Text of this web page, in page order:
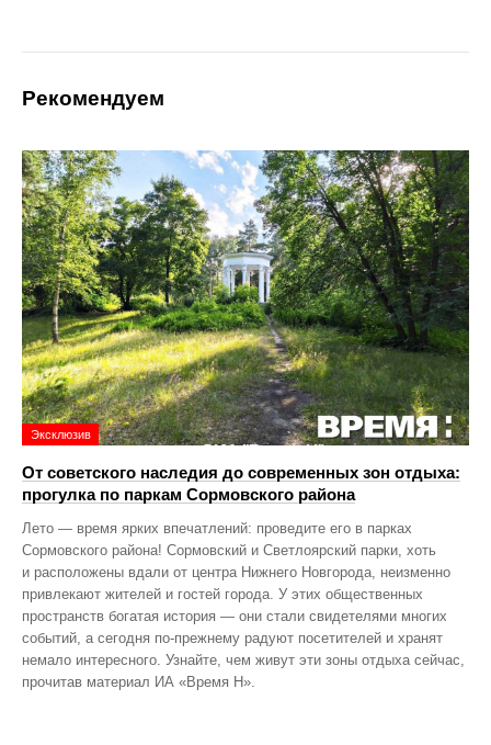
Рекомендуем
Эксклюзив
От советского наследия до современных зон отдыха:
прогулка по паркам Сормовского района
Лето — время ярких впечатлений: проведите его в парках
Сормовского района! Сормовский и Светлоярский парки, хоть
и расположены вдали от центра Нижнего Новгорода, неизменно
привлекают жителей и гостей города. У этих общественных
пространств богатая история — они стали свидетелями многих
событий, а сегодня по‑прежнему радуют посетителей и хранят
немало интересного. Узнайте, чем живут эти зоны отдыха сейчас,
прочитав материал ИА «Время Н».